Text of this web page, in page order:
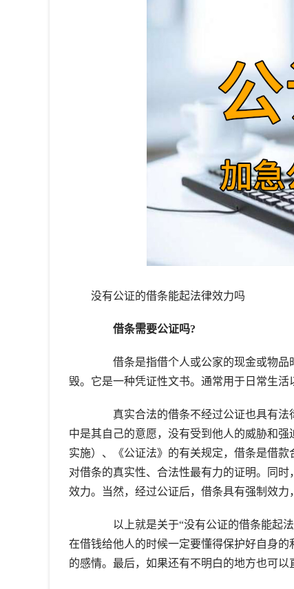
没有公证的借条能起法律效力吗
借条需要公证吗?
借条是指借个人或公家的现金或物品
毁。它是一种凭证性文书。通常用于日常生活
真实合法的借条不经过公证也具有法
中是其自己的意愿，没有受到他人的威胁和
实施）、《公证法》的有关规定，借条是借
对借条的真实性、合法性最有力的证明。同
效力。当然，经过公证后，借条具有强制效力
以上就是关于“没有公证的借条能起法
在借钱给他人的时候一定要懂得保护好自身
的感情。最后，如果还有不明白的地方也可以